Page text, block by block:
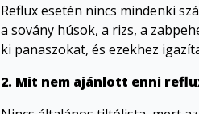
Reflux esetén nincs mindenki
a sovány húsok, a rizs, a
ki panaszokat, és ezekhez
2. Mit nem ajánlott enni